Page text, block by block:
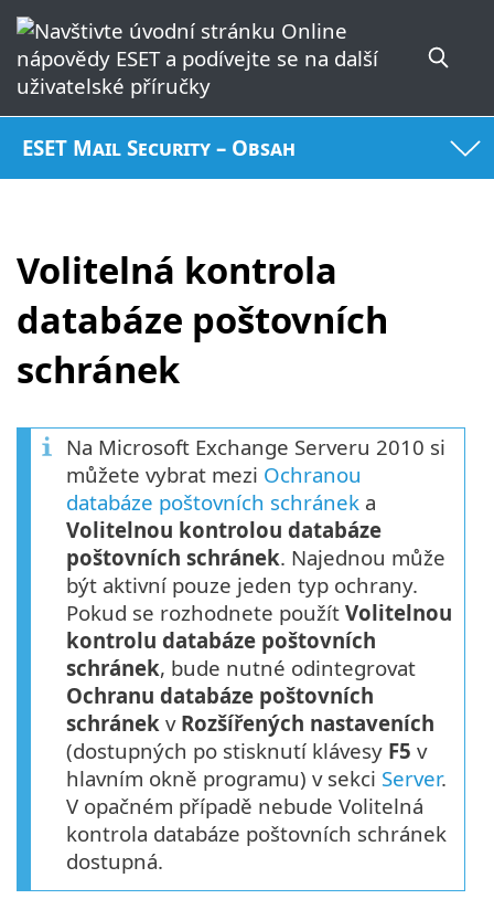
ESET Mail Security – Obsah
Volitelná kontrola
databáze poštovních
schránek
Na Microsoft Exchange Serveru 2010 si
můžete vybrat mezi Ochranou
databáze poštovních schránek a
Volitelnou kontrolou databáze
poštovních schránek. Najednou může
být aktivní pouze jeden typ ochrany.
Pokud se rozhodnete použít Volitelnou
kontrolu databáze poštovních
schránek, bude nutné odintegrovat
Ochranu databáze poštovních
schránek v Rozšířených nastaveních
(dostupných po stisknutí klávesy F5 v
hlavním okně programu) v sekci Server.
V opačném případě nebude Volitelná
kontrola databáze poštovních schránek
dostupná.